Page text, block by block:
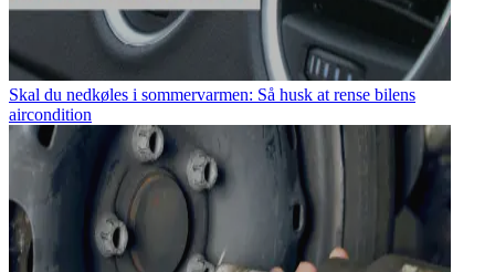
Skal du nedkøles i sommervarmen: Så husk at rense bilens
aircondition